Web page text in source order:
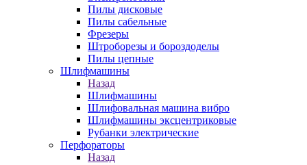
Пилы дисковые
Пилы сабельные
Фрезеры
Штроборезы и бороздоделы
Пилы цепные
Шлифмашины
Назад
Шлифмашины
Шлифовальная машина вибро
Шлифмашины эксцентриковые
Рубанки электрические
Перфораторы
Назад